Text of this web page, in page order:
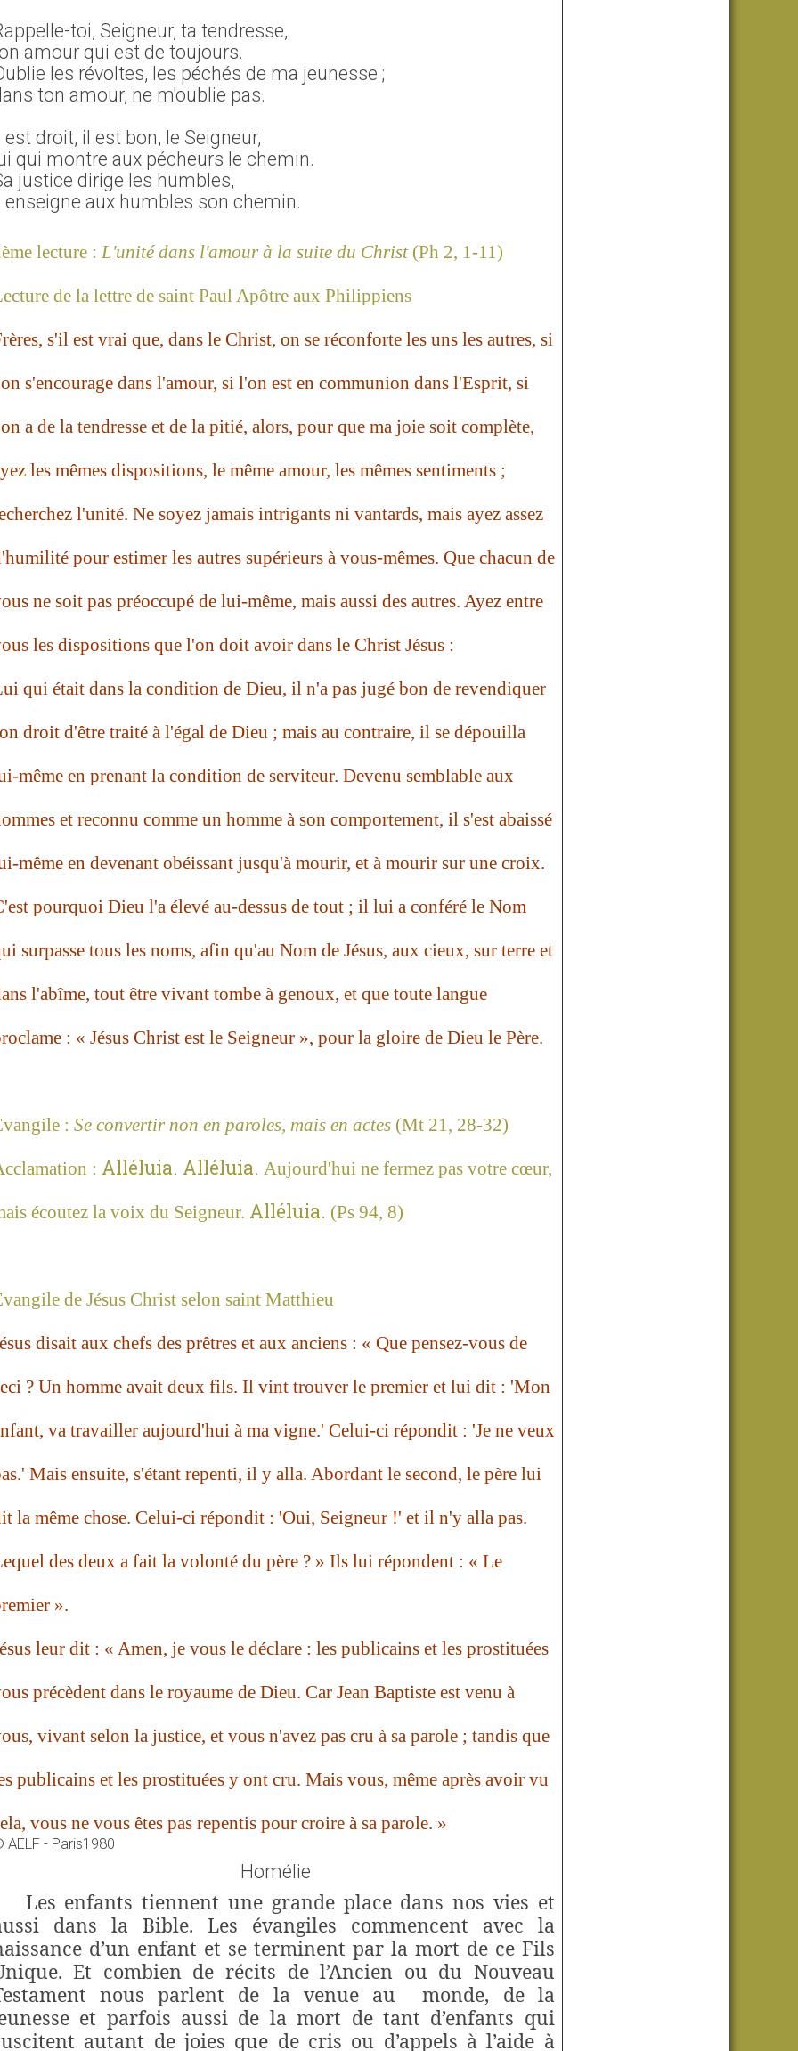
toi, Seigneur, ta tendresse,
amour qui est de toujours.
les révoltes, les péchés de ma jeunesse ;
ton amour, ne m'oublie pas.
est droit, il est bon, le Seigneur,
qui montre aux pécheurs le chemin.
justice dirige les humbles,
enseigne aux humbles son chemin.
lecture : L'unité dans l'amour à la suite du Christ (Ph 2, 1-11)
de la lettre de saint Paul Apôtre aux Philippiens
s'il est vrai que, dans le Christ, on se réconforte les uns les autres, si
s'encourage dans l'amour, si l'on est en communion dans l'Esprit, si
a de la tendresse et de la pitié, alors, pour que ma joie soit complète,
les mêmes dispositions, le même amour, les mêmes sentiments ;
l'unité. Ne soyez jamais intrigants ni vantards, mais ayez assez
pour estimer les autres supérieurs à vous-mêmes. Que chacun de
ne soit pas préoccupé de lui-même, mais aussi des autres. Ayez entre
les dispositions que l'on doit avoir dans le Christ Jésus :
qui était dans la condition de Dieu, il n'a pas jugé bon de revendiquer
droit d'être traité à l'égal de Dieu ; mais au contraire, il se dépouilla
même en prenant la condition de serviteur. Devenu semblable aux
et reconnu comme un homme à son comportement, il s'est abaissé
même en devenant obéissant jusqu'à mourir, et à mourir sur une croix.
pourquoi Dieu l'a élevé au-dessus de tout ; il lui a conféré le Nom
surpasse tous les noms, afin qu'au Nom de Jésus, aux cieux, sur terre et
l'abîme, tout être vivant tombe à genoux, et que toute langue
: « Jésus Christ est le Seigneur », pour la gloire de Dieu le Père.
: Se convertir non en paroles, mais en actes (Mt 21, 28-32)
: Alléluia. Alléluia. Aujourd'hui ne fermez pas votre cœur,
écoutez la voix du Seigneur. Alléluia. (Ps 94, 8)
de Jésus Christ selon saint Matthieu
disait aux chefs des prêtres et aux anciens : « Que pensez-vous de
? Un homme avait deux fils. Il vint trouver le premier et lui dit : 'Mon
va travailler aujourd'hui à ma vigne.' Celui-ci répondit : 'Je ne veux
Mais ensuite, s'étant repenti, il y alla. Abordant le second, le père lui
la même chose. Celui-ci répondit : 'Oui, Seigneur !' et il n'y alla pas.
des deux a fait la volonté du père ? » Ils lui répondent : « Le
».
leur dit : « Amen, je vous le déclare : les publicains et les prostituées
précèdent dans le royaume de Dieu. Car Jean Baptiste est venu à
vivant selon la justice, et vous n'avez pas cru à sa parole ; tandis que
publicains et les prostituées y ont cru. Mais vous, même après avoir vu
vous ne vous êtes pas repentis pour croire à sa parole. »
AELF - Paris1980
Homélie
Les enfants tiennent une grande place dans nos vies et
dans la Bible. Les évangiles commencent avec la
d’un enfant et se terminent par la mort de ce Fils
Et combien de récits de l’Ancien ou du Nouveau
nous parlent de la venue au
monde, de la
et parfois aussi de la mort de tant d’enfants qui
autant de joies que de cris ou d’appels à l’aide à